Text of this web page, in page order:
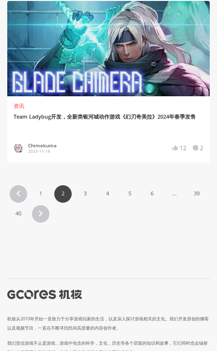
资讯
Team Ladybug开发，全新类银河城动作游戏《幻刃奇美拉》2024年春季发售
Chimekuma
2023-11-16 12 2
1 2 3 4 5 6 ... 39
40
机核从2010年开始一直致力于分享游戏玩家的生活，以及深入探讨游戏相关的文化。我们开发原创的播客
以及视频节目，一直在不断寻找民间高质量的内容创作者。
我们坚信游戏不止是游戏，游戏中包含的科学，文化，历史等各个层面的知识和故事，它们同时也会辐射